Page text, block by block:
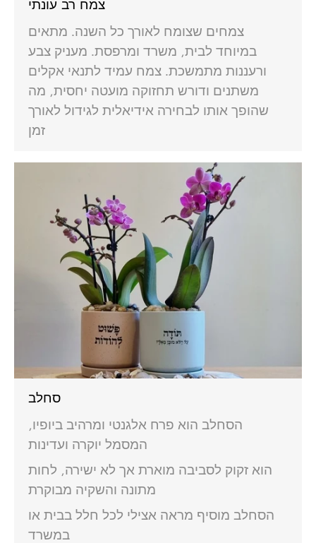
צמח רב עונתי
צמחים שצומח לאורך כל השנה. מתאים
במיוחד לבית, משרד ומרפסת. מעניק צבע
ורעננות מתמשכת. צמח עמיד לתנאי אקלים
משתנים ודורש תחזוקה מועטה יחסית, מה
שהופך אותו לבחירה אידיאלית לגידול לאורך
זמן
סחלב
הסחלב הוא פרח אלגנטי ומרהיב ביופיו,
המסמל יוקרה ועדינות
הוא זקוק לסביבה מוארת אך לא ישירה, לחות
מתונה והשקיה מבוקרת
הסחלב מוסיף מראה אצילי לכל חלל בבית או
במשרד